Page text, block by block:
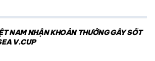
NAM NHẬN KHOẢN THƯỞNG GÂY SỐT
V.CUP